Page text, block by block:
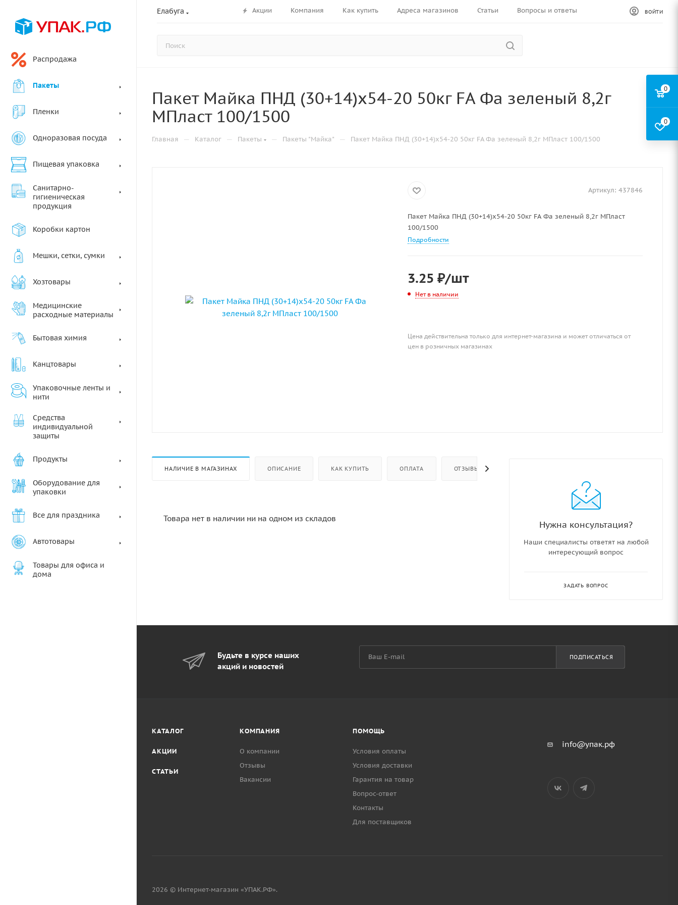
Елабуга Акции Компания Как купить Адреса магазинов Статьи Вопросы и ответы ВОЙТИ
Распродажа
Пакеты
Пленки
Одноразовая посуда
Пищевая упаковка
Санитарно-
гигиеническая
продукция
Коробки картон
Мешки, сетки, сумки
Хозтовары
Медицинские
расходные материалы
Бытовая химия
Канцтовары
Упаковочные ленты и
нити
Средства
индивидуальной
защиты
Продукты
Оборудование для
упаковки
Все для праздника
Автотовары
Товары для офиса и
дома
Пакет Майка ПНД (30+14)х54-20 50кг FA Фа зеленый 8,2г
МПласт 100/1500
Главная — Каталог — Пакеты — Пакеты "Майка" — Пакет Майка ПНД (30+14)х54-20 50кг FA Фа зеленый 8,2г МПласт 100/1500
Артикул: 437846
Пакет Майка ПНД (30+14)х54-20 50кг FA Фа зеленый 8,2г МПласт
100/1500
Подробности
3.25 ₽/шт
Нет в наличии
Цена действительна только для интернет-магазина и может отличаться от
цен в розничных магазинах
НАЛИЧИЕ В МАГАЗИНАХ ОПИСАНИЕ КАК КУПИТЬ ОПЛАТА ОТЗЫВЫ
Товара нет в наличии ни на одном из складов
Нужна консультация?
Наши специалисты ответят на любой
интересующий вопрос
ЗАДАТЬ ВОПРОС
Будьте в курсе наших
акций и новостей
ПОДПИСАТЬСЯ
КАТАЛОГ
АКЦИИ
СТАТЬИ
КОМПАНИЯ
О компании
Отзывы
Вакансии
ПОМОЩЬ
Условия оплаты
Условия доставки
Гарантия на товар
Вопрос-ответ
Контакты
Для поставщиков
info@упак.рф
2026 © Интернет-магазин «УПАК.РФ».
0
0